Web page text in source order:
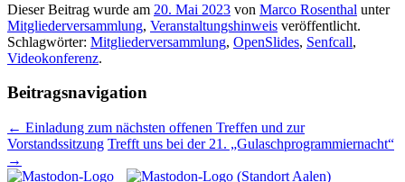
Dieser Beitrag wurde am 20. Mai 2023 von Marco Rosenthal unter
Mitgliederversammlung, Veranstaltungshinweis veröffentlicht.
Schlagwörter: Mitgliederversammlung, OpenSlides, Senfcall,
Videokonferenz.
Beitragsnavigation
← Einladung zum nächsten offenen Treffen und zur
Vorstandssitzung Trefft uns bei der 21. „Gulaschprogrammiernacht“
→